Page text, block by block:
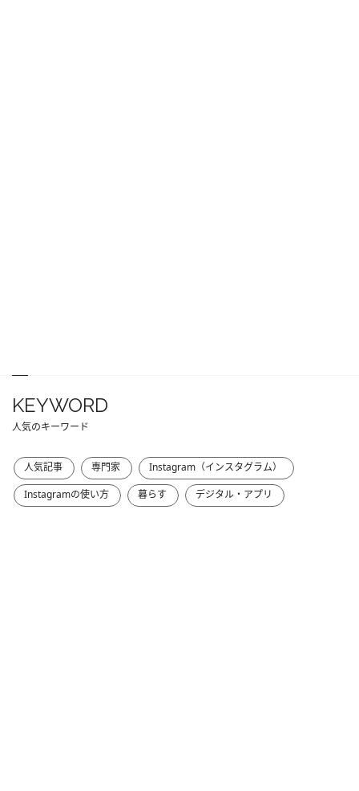
KEYWORD
人気のキーワード
人気記事 専門家
Instagram（インスタグラム）
Instagramの使い方
暮らす デジタル・アプリ